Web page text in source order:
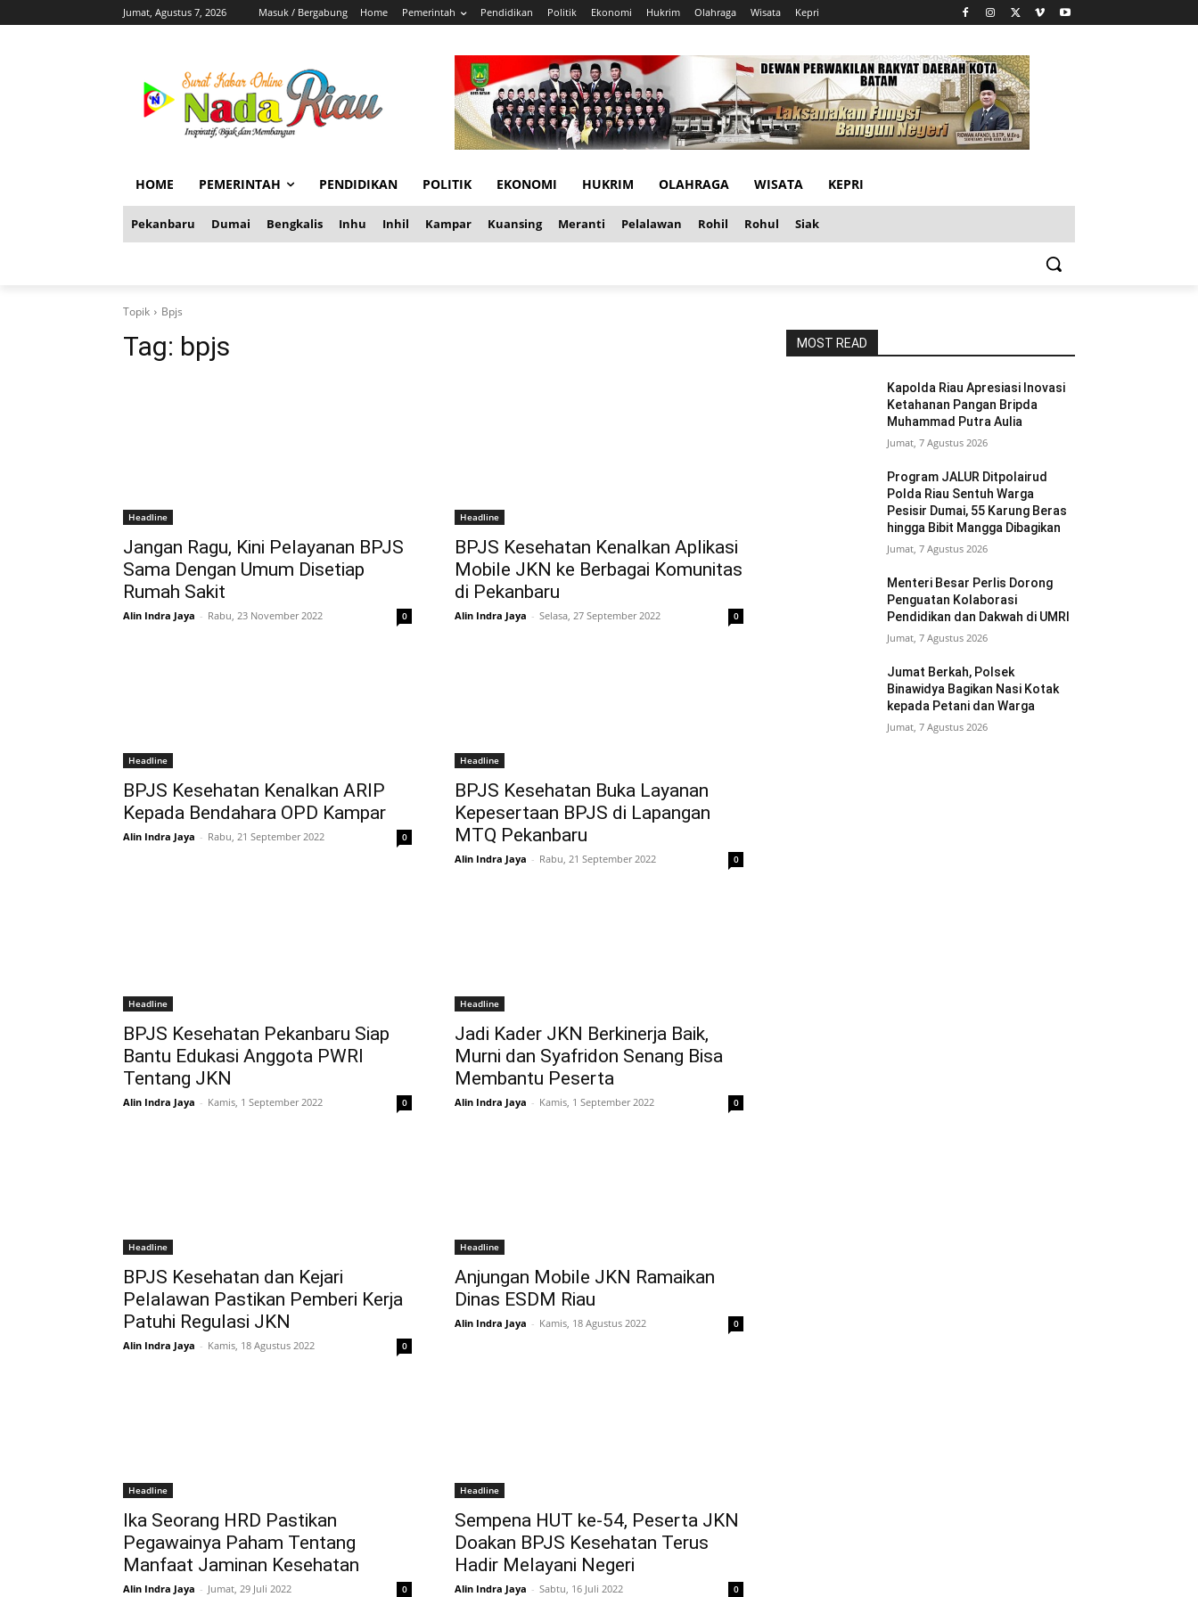
Jumat, Agustus 7, 2026 Masuk / Bergabung Home Pemerintah Pendidikan Politik Ekonomi Hukrim Olahraga Wisata Kepri
HOME PEMERINTAH PENDIDIKAN POLITIK EKONOMI HUKRIM OLAHRAGA WISATA KEPRI
Pekanbaru Dumai Bengkalis Inhu Inhil Kampar Kuansing Meranti Pelalawan Rohil Rohul Siak
Topik Bpjs
Tag: bpjs
Headline
Jangan Ragu, Kini Pelayanan BPJS
Sama Dengan Umum Disetiap
Rumah Sakit
Alin Indra Jaya - Rabu, 23 November 2022 0
Headline
BPJS Kesehatan Kenalkan Aplikasi
Mobile JKN ke Berbagai Komunitas
di Pekanbaru
Alin Indra Jaya - Selasa, 27 September 2022 0
Headline
BPJS Kesehatan Kenalkan ARIP
Kepada Bendahara OPD Kampar
Alin Indra Jaya - Rabu, 21 September 2022 0
Headline
BPJS Kesehatan Buka Layanan
Kepesertaan BPJS di Lapangan
MTQ Pekanbaru
Alin Indra Jaya - Rabu, 21 September 2022 0
Headline
BPJS Kesehatan Pekanbaru Siap
Bantu Edukasi Anggota PWRI
Tentang JKN
Alin Indra Jaya - Kamis, 1 September 2022 0
Headline
Jadi Kader JKN Berkinerja Baik,
Murni dan Syafridon Senang Bisa
Membantu Peserta
Alin Indra Jaya - Kamis, 1 September 2022 0
Headline
BPJS Kesehatan dan Kejari
Pelalawan Pastikan Pemberi Kerja
Patuhi Regulasi JKN
Alin Indra Jaya - Kamis, 18 Agustus 2022 0
Headline
Anjungan Mobile JKN Ramaikan
Dinas ESDM Riau
Alin Indra Jaya - Kamis, 18 Agustus 2022 0
Headline
Ika Seorang HRD Pastikan
Pegawainya Paham Tentang
Manfaat Jaminan Kesehatan
Alin Indra Jaya - Jumat, 29 Juli 2022 0
Headline
Sempena HUT ke-54, Peserta JKN
Doakan BPJS Kesehatan Terus
Hadir Melayani Negeri
Alin Indra Jaya - Sabtu, 16 Juli 2022 0
MOST READ
Kapolda Riau Apresiasi Inovasi
Ketahanan Pangan Bripda
Muhammad Putra Aulia
Jumat, 7 Agustus 2026
Program JALUR Ditpolairud
Polda Riau Sentuh Warga
Pesisir Dumai, 55 Karung Beras
hingga Bibit Mangga Dibagikan
Jumat, 7 Agustus 2026
Menteri Besar Perlis Dorong
Penguatan Kolaborasi
Pendidikan dan Dakwah di UMRI
Jumat, 7 Agustus 2026
Jumat Berkah, Polsek
Binawidya Bagikan Nasi Kotak
kepada Petani dan Warga
Jumat, 7 Agustus 2026